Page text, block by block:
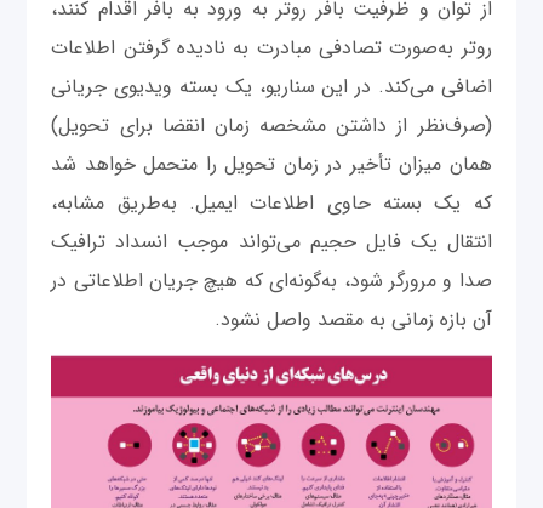
از توان و ظرفیت بافر روتر به ورود به بافر اقدام کنند،
روتر به‌صورت تصادفی مبادرت به نادیده گرفتن اطلاعات
اضافی می‌کند. در این سناریو، یک بسته ویدیوی جریانی
(صرف‌نظر از داشتن مشخصه زمان انقضا برای تحویل)
همان میزان تأخیر در زمان تحویل را متحمل خواهد شد
که یک بسته حاوی اطلاعات ایمیل. به‌طریق مشابه،
انتقال یک فایل حجیم می‌تواند موجب انسداد ترافیک
صدا و مرورگر شود، به‌گونه‌ای که هیچ جریان اطلاعاتی در
آن بازه زمانی به مقصد واصل نشود.